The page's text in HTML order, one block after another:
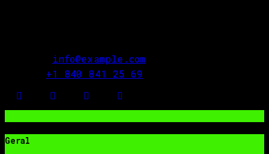
info@example.com
+1 840 841 25 69
Geral